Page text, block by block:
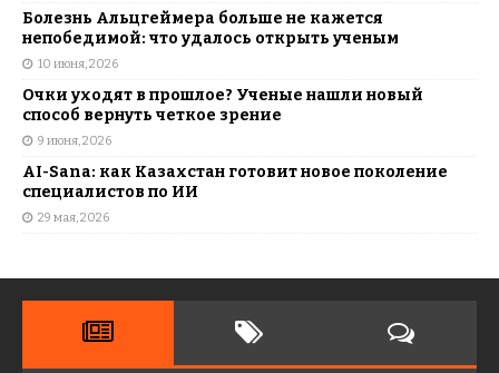
Болезнь Альцгеймера больше не кажется
непобедимой: что удалось открыть ученым
10 июня, 2026
Очки уходят в прошлое? Ученые нашли новый
способ вернуть четкое зрение
9 июня, 2026
AI-Sana: как Казахстан готовит новое поколение
специалистов по ИИ
29 мая, 2026